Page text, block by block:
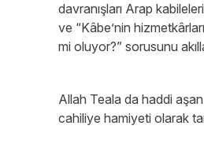
davranışları Arap
ve “Kâbe’nin
mi oluyor?” sorusunu
Allah Teala da haddi aşan
cahiliye hamiyeti olarak